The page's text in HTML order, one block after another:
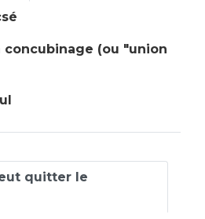
concubinage (ou "union
quitter le